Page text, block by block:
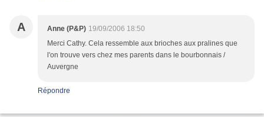
A Anne (P&P) 19/09/2006 18:50
Merci Cathy. Cela ressemble aux brioches aux pralines que
l'on trouve vers chez mes parents dans le bourbonnais /
Auvergne
Répondre